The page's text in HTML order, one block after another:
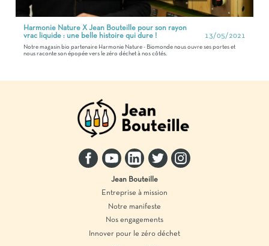
Harmonie Nature X Jean Bouteille pour son rayon
vrac liquide : une belle histoire qui dure !
13/05/2021
Notre magasin bio partenaire Harmonie Nature - Biomonde nous ouvre ses portes et
nous raconte son épopée vers le zéro déchet à nos côtés.
Jean Bouteille
Entreprise à mission
Notre manifeste
Nos engagements
Innover pour le zéro déchet